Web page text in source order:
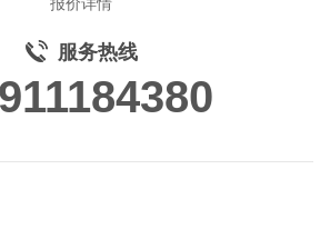
服务热线